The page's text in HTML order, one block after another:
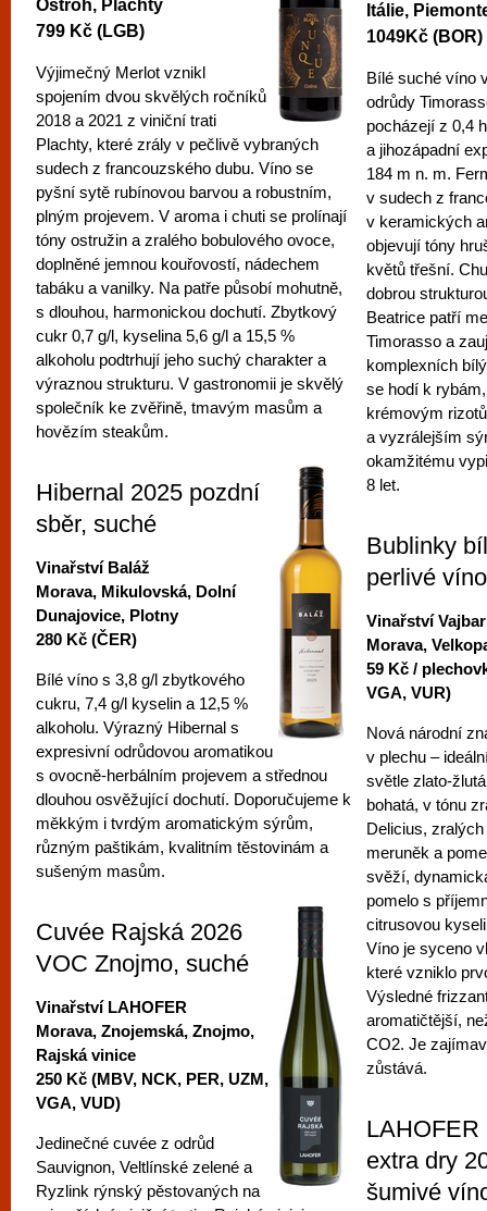
Ostroh, Plachty
799 Kč (LGB)
Výjimečný Merlot vznikl
spojením dvou skvělých ročníků
2018 a 2021 z viniční trati
Plachty, které zrály v pečlivě vybraných
sudech z francouzského dubu. Víno se
pyšní sytě rubínovou barvou a robustním,
plným projevem. V aroma i chuti se prolínají
tóny ostružin a zralého bobulového ovoce,
doplněné jemnou kouřovostí, nádechem
tabáku a vanilky. Na patře působí mohutně,
s dlouhou, harmonickou dochutí. Zbytkový
cukr 0,7 g/l, kyselina 5,6 g/l a 15,5 %
alkoholu podtrhují jeho suchý charakter a
výraznou strukturu. V gastronomii je skvělý
společník ke zvěřině, tmavým masům a
hovězím steakům.
Hibernal 2025 pozdní
sběr, suché
Vinařství Baláž
Morava, Mikulovská, Dolní
Dunajovice, Plotny
280 Kč (ČER)
Bílé víno s 3,8 g/l zbytkového
cukru, 7,4 g/l kyselin a 12,5 %
alkoholu. Výrazný Hibernal s
expresivní odrůdovou aromatikou
s ovocně-herbálním projevem a střednou
dlouhou osvěžující dochutí. Doporučujeme k
měkkým i tvrdým aromatickým sýrům,
různým paštikám, kvalitním těstovinám a
sušeným masům.
Cuvée Rajská 2026
VOC Znojmo, suché
Vinařství LAHOFER
Morava, Znojemská, Znojmo,
Rajská vinice
250 Kč (MBV, NCK, PER, UZM,
VGA, VUD)
Jedinečné cuvée z odrůd
Sauvignon, Veltlínské zelené a
Ryzlink rýnský pěstovaných na
Itálie,
1049Kč (BOR)
Bílé suché víno
odrůdy
pocházejí z 0,4
a jihozápadní
184 m n. m.
v sudech z
v keramických
objevují tóny
květů třešní.
dobrou
Beatrice patří
Timorasso a
komplexních
se hodí k
krémovým
a vyzrálejším
okamžitému
8 let.
Bublinky
perlivé
Vinařství Vajbar
Morava,
59 Kč /
VGA, VUR)
Nová národní
v plechu –
světle zlato-
bohatá, v tónu
Delicius,
meruněk a
svěží,
pomelo s
citrusovou
Víno je syceno
které vzniklo
Výsledné
aromatičtější,
CO2. Je
zůstává.
LAHOFER
extra dry
šumivé